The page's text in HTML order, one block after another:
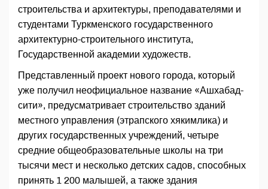
строительства и архитектуры, преподавателями и
студентами Туркменского государственного
архитектурно-строительного института,
Государственной академии художеств.
Представленный проект нового города, который
уже получил неофициальное название «Ашхабад-
сити», предусматривает строительство зданий
местного управления (этрапского хякимлика) и
других государственных учреждений, четыре
средние общеобразовательные школы на три
тысячи мест и несколько детских садов, способных
принять 1 200 малышей, а также здания